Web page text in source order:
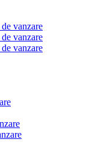
vanzare
vanzare
vanzare